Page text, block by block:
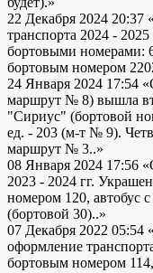
22 Декабря 2024 20:37
транспорта 2024 -
бортовыми номерами:
бортовым номером
24 Января 2024 17:54
маршрут № 8) вышла
"Сириус" (бортовой
ед. - 203 (м-т № 9).
маршрут № 3..»
08 Января 2024 17:56
2023 - 2024 гг.
номером 120, автобус
(бортовой 30)..»
07 Декабря 2022 05:54
оформление
бортовым номером